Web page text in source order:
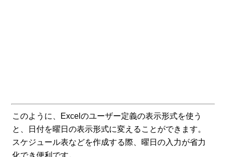
このように、Excelのユーザー定義の表示形式を使う
と、日付を曜日の表示形式に変えることができます。
スケジュール表などを作成する際、曜日の入力が省力